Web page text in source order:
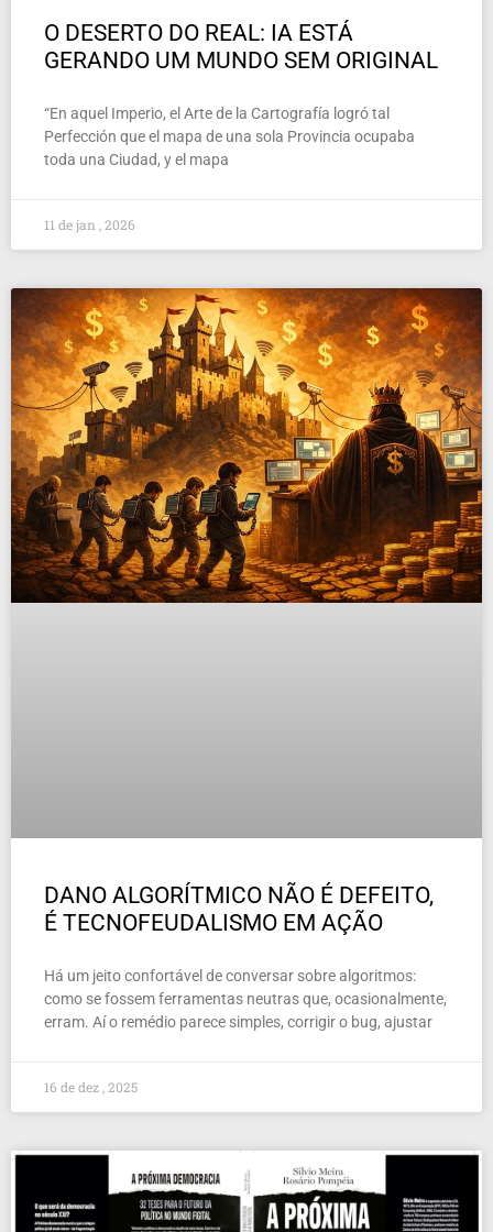
O DESERTO DO REAL: IA ESTÁ
GERANDO UM MUNDO SEM ORIGINAL
“En aquel Imperio, el Arte de la Cartografía logró tal
Perfección que el mapa de una sola Provincia ocupaba
toda una Ciudad, y el mapa
11 de jan , 2026
DANO ALGORÍTMICO NÃO É DEFEITO,
É TECNOFEUDALISMO EM AÇÃO
Há um jeito confortável de conversar sobre algoritmos:
como se fossem ferramentas neutras que, ocasionalmente,
erram. Aí o remédio parece simples, corrigir o bug, ajustar
16 de dez , 2025